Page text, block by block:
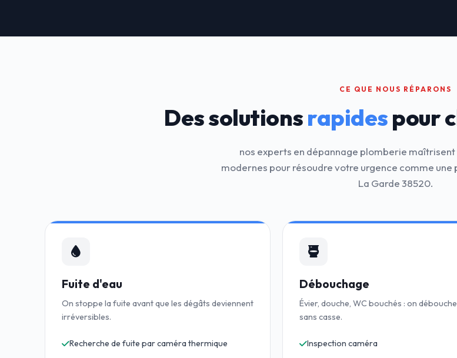
CE QUE NOUS RÉPARONS
Des solutionsrapidespour
nos experts en dépannage plomberie
modernes pour résoudre votre urgence comme une
La Garde 38520.
Fuite d'eau
On stoppe la fuite avant que les dégâts deviennent
irréversibles.
Recherche de fuite par caméra thermique
Débouchage
Évier, douche, WC bouchés : on
sans casse.
Inspection caméra